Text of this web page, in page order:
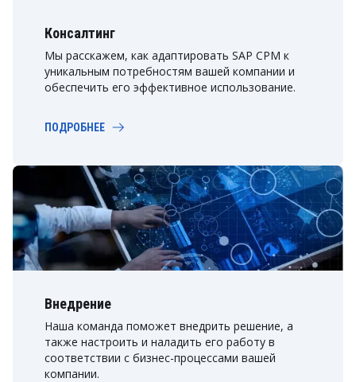
Консалтинг
Мы расскажем, как адаптировать SAP CPM к
уникальным потребностям вашей компании и
обеспечить его эффективное использование.
ПОДРОБНЕЕ
Внедрение
Наша команда поможет внедрить решение, а
также настроить и наладить его работу в
соответствии с бизнес-процессами вашей
компании.